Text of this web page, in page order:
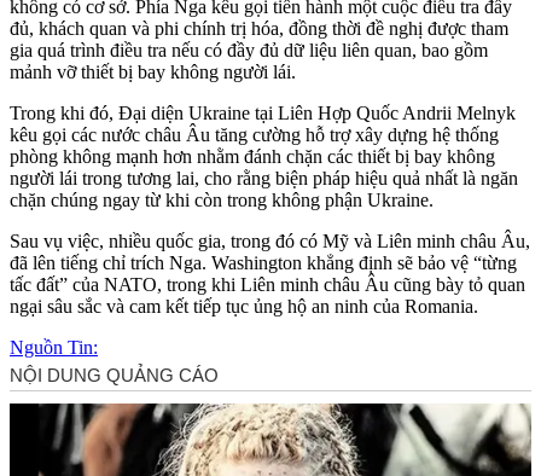
không có cơ sở. Phía Nga kêu gọi tiến hành một cuộc điều tra đầy
đủ, khách quan và phi chính trị hóa, đồng thời đề nghị được tham
gia quá trình điều tra nếu có đầy đủ dữ liệu liên quan, bao gồm
mảnh vỡ thiết bị bay không người lái.
Trong khi đó, Đại diện Ukraine tại Liên Hợp Quốc Andrii Melnyk
kêu gọi các nước châu Âu tăng cường hỗ trợ xây dựng hệ thống
phòng không mạnh hơn nhằm đánh chặn các thiết bị bay không
người lái trong tương lai, cho rằng biện pháp hiệu quả nhất là ngăn
chặn chúng ngay từ khi còn trong không phận Ukraine.
Sau vụ việc, nhiều quốc gia, trong đó có Mỹ và Liên minh châu Âu,
đã lên tiếng chỉ trích Nga. Washington khẳng định sẽ bảo vệ “từng
tấc đất” của NATO, trong khi Liên minh châu Âu cũng bày tỏ quan
ngại sâu sắc và cam kết tiếp tục ủng hộ an ninh của Romania.
Nguồn Tin: